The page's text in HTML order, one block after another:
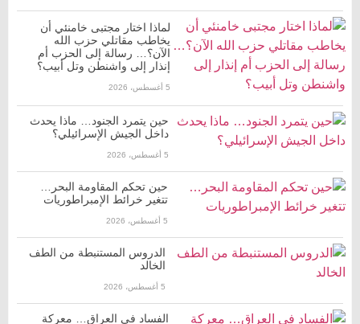
لماذا اختار مجتبى خامنئي أن
يخاطب مقاتلي حزب الله
الآن؟… رسالة إلى الحزب أم
إنذار إلى واشنطن وتل أبيب؟
5 أغسطس، 2026
حين يتمرد الجنود… ماذا يحدث
داخل الجيش الإسرائيلي؟
5 أغسطس، 2026
حين تحكم المقاومة البحر…
تتغير خرائط الإمبراطوريات
5 أغسطس، 2026
الدروس المستنبطة من الطف
الخالد
5 أغسطس، 2026
الفساد في العراق… معركة